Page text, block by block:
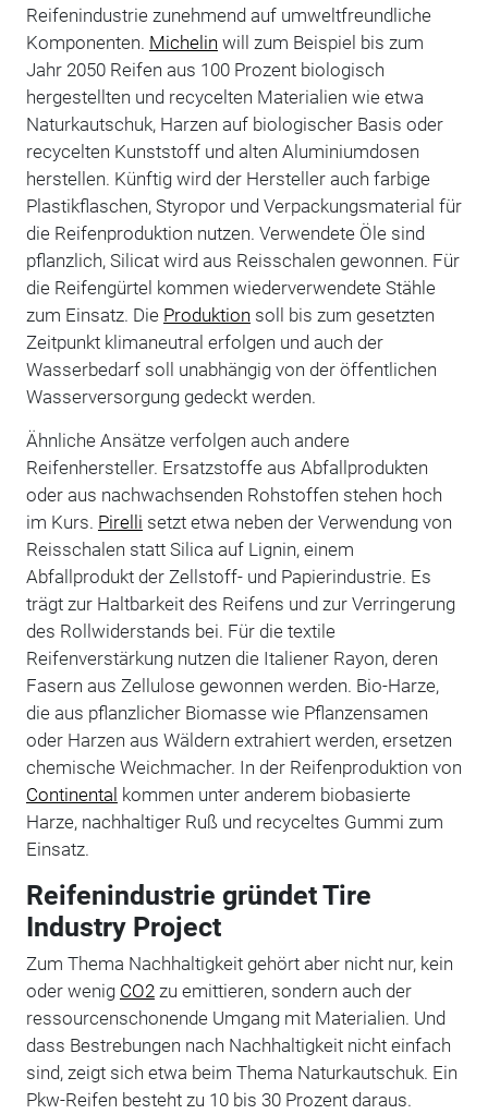
Reifenindustrie zunehmend auf umweltfreundliche
Komponenten. Michelin will zum Beispiel bis zum
Jahr 2050 Reifen aus 100 Prozent biologisch
hergestellten und recycelten Materialien wie etwa
Naturkautschuk, Harzen auf biologischer Basis oder
recycelten Kunststoff und alten Aluminiumdosen
herstellen. Künftig wird der Hersteller auch farbige
Plastikflaschen, Styropor und Verpackungsmaterial für
die Reifenproduktion nutzen. Verwendete Öle sind
pflanzlich, Silicat wird aus Reisschalen gewonnen. Für
die Reifengürtel kommen wiederverwendete Stähle
zum Einsatz. Die Produktion soll bis zum gesetzten
Zeitpunkt klimaneutral erfolgen und auch der
Wasserbedarf soll unabhängig von der öffentlichen
Wasserversorgung gedeckt werden.
Ähnliche Ansätze verfolgen auch andere
Reifenhersteller. Ersatzstoffe aus Abfallprodukten
oder aus nachwachsenden Rohstoffen stehen hoch
im Kurs. Pirelli setzt etwa neben der Verwendung von
Reisschalen statt Silica auf Lignin, einem
Abfallprodukt der Zellstoff- und Papierindustrie. Es
trägt zur Haltbarkeit des Reifens und zur Verringerung
des Rollwiderstands bei. Für die textile
Reifenverstärkung nutzen die Italiener Rayon, deren
Fasern aus Zellulose gewonnen werden. Bio-Harze,
die aus pflanzlicher Biomasse wie Pflanzensamen
oder Harzen aus Wäldern extrahiert werden, ersetzen
chemische Weichmacher. In der Reifenproduktion von
Continental kommen unter anderem biobasierte
Harze, nachhaltiger Ruß und recyceltes Gummi zum
Einsatz.
Reifenindustrie gründet Tire
Industry Project
Zum Thema Nachhaltigkeit gehört aber nicht nur, kein
oder wenig CO2 zu emittieren, sondern auch der
ressourcenschonende Umgang mit Materialien. Und
dass Bestrebungen nach Nachhaltigkeit nicht einfach
sind, zeigt sich etwa beim Thema Naturkautschuk. Ein
Pkw-Reifen besteht zu 10 bis 30 Prozent daraus.